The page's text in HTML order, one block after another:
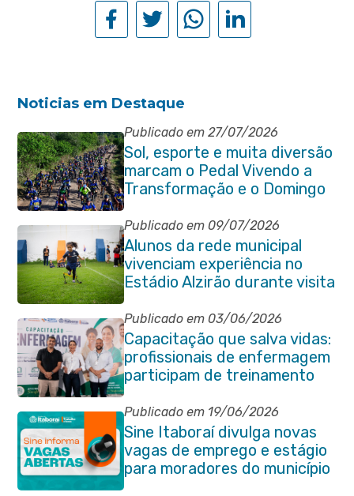
Noticias em Destaque
Publicado em 27/07/2026
Sol, esporte e muita diversão
marcam o Pedal Vivendo a
Transformação e o Domingo
no Parque Paleontológico
Publicado em 09/07/2026
Alunos da rede municipal
vivenciam experiência no
Estádio Alzirão durante visita
pedagógica
Publicado em 03/06/2026
Capacitação que salva vidas:
profissionais de enfermagem
participam de treinamento
em primeiros socorros em
Itaboraí
Publicado em 19/06/2026
Sine Itaboraí divulga novas
vagas de emprego e estágio
para moradores do município